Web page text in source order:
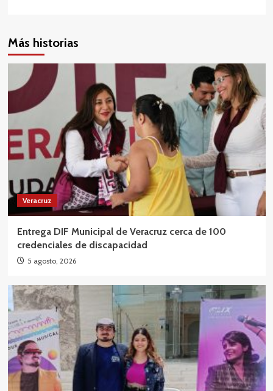
Más historias
Veracruz
Entrega DIF Municipal de Veracruz cerca de 100
credenciales de discapacidad
5 agosto, 2026